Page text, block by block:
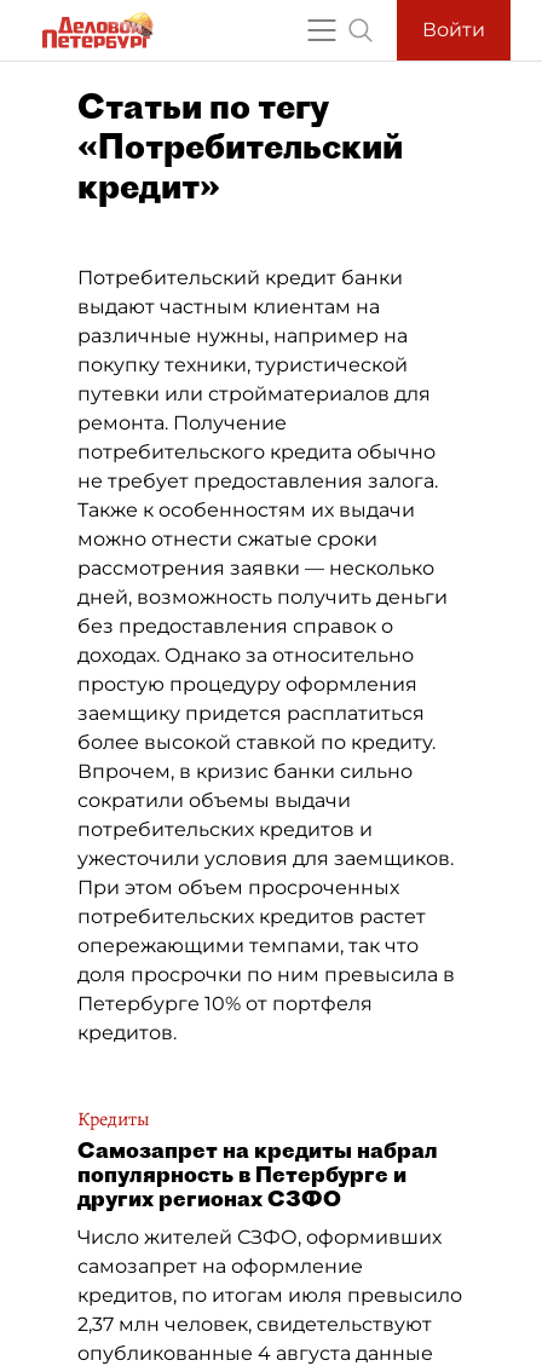
Войти
Статьи по тегу
«Потребительский
кредит»
Потребительский кредит банки
выдают частным клиентам на
различные нужны, например на
покупку техники, туристической
путевки или стройматериалов для
ремонта. Получение
потребительского кредита обычно
не требует предоставления залога.
Также к особенностям их выдачи
можно отнести сжатые сроки
рассмотрения заявки — несколько
дней, возможность получить деньги
без предоставления справок о
доходах. Однако за относительно
простую процедуру оформления
заемщику придется расплатиться
более высокой ставкой по кредиту.
Впрочем, в кризис банки сильно
сократили объемы выдачи
потребительских кредитов и
ужесточили условия для заемщиков.
При этом объем просроченных
потребительских кредитов растет
опережающими темпами, так что
доля просрочки по ним превысила в
Петербурге 10% от портфеля
кредитов.
Кредиты
Самозапрет на кредиты набрал
популярность в Петербурге и
других регионах СЗФО
Число жителей СЗФО, оформивших
самозапрет на оформление
кредитов, по итогам июля превысило
2,37 млн человек, свидетельствуют
опубликованные 4 августа данные